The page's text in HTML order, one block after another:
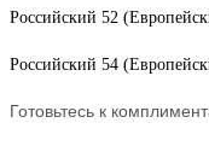
Российский 52
Российский 54
Готовьтесь к